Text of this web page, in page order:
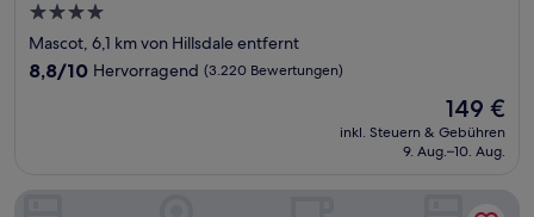
4.0-
Sterne-
Unterkunft
Mascot, 6,1 km von Hillsdale entfernt
8.8
8,8/10 Hervorragend (3.220 Bewertungen)
Der
Preis
beträgt
149 €
inkl. Steuern & Gebühren
9. Aug.–10. Aug.